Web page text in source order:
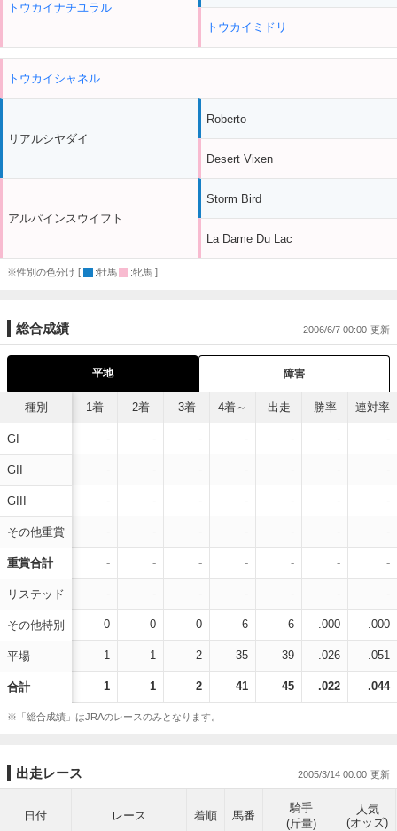
トウカイナチユラル
トウカイミドリ
トウカイシャネル
リアルシヤダイ
アルパインスウイフト
Roberto
Desert Vixen
Storm Bird
La Dame Du Lac
※性別の色分け [ :牡馬 :牝馬 ]
総合成績 2006/6/7 00:00
平地 障害
種別
GI
GII
GIII
その他重賞
重賞合計
リステッド
その他特別
平場
合計
1着 2着 3着 4着～ 出走 勝率 連対率
- - - - - - -
- - - - - - -
- - - - - - -
- - - - - - -
- - - - - - -
- - - - - - -
0 0 0 6 6 .000 .000
1 1 2 35 39 .026 .051
1 1 2 41 45 .022 .044
※「総合成績」はJRAのレースのみとなります。
出走レース 2005/3/14 00:00
日付 レース 着順 馬番
騎手
(斤量)
人気
(オッズ)